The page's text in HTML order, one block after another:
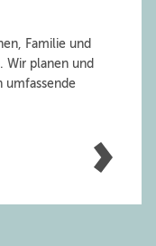
Familie und
Wir planen und
umfassende